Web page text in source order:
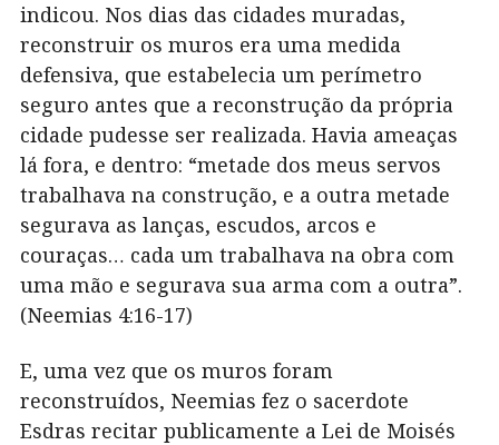
indicou. Nos dias das cidades muradas,
reconstruir os muros era uma medida
defensiva, que estabelecia um perímetro
seguro antes que a reconstrução da própria
cidade pudesse ser realizada. Havia ameaças
lá fora, e dentro: “metade dos meus servos
trabalhava na construção, e a outra metade
segurava as lanças, escudos, arcos e
couraças… cada um trabalhava na obra com
uma mão e segurava sua arma com a outra”.
(Neemias 4:16-17)
E, uma vez que os muros foram
reconstruídos, Neemias fez o sacerdote
Esdras recitar publicamente a Lei de Moisés